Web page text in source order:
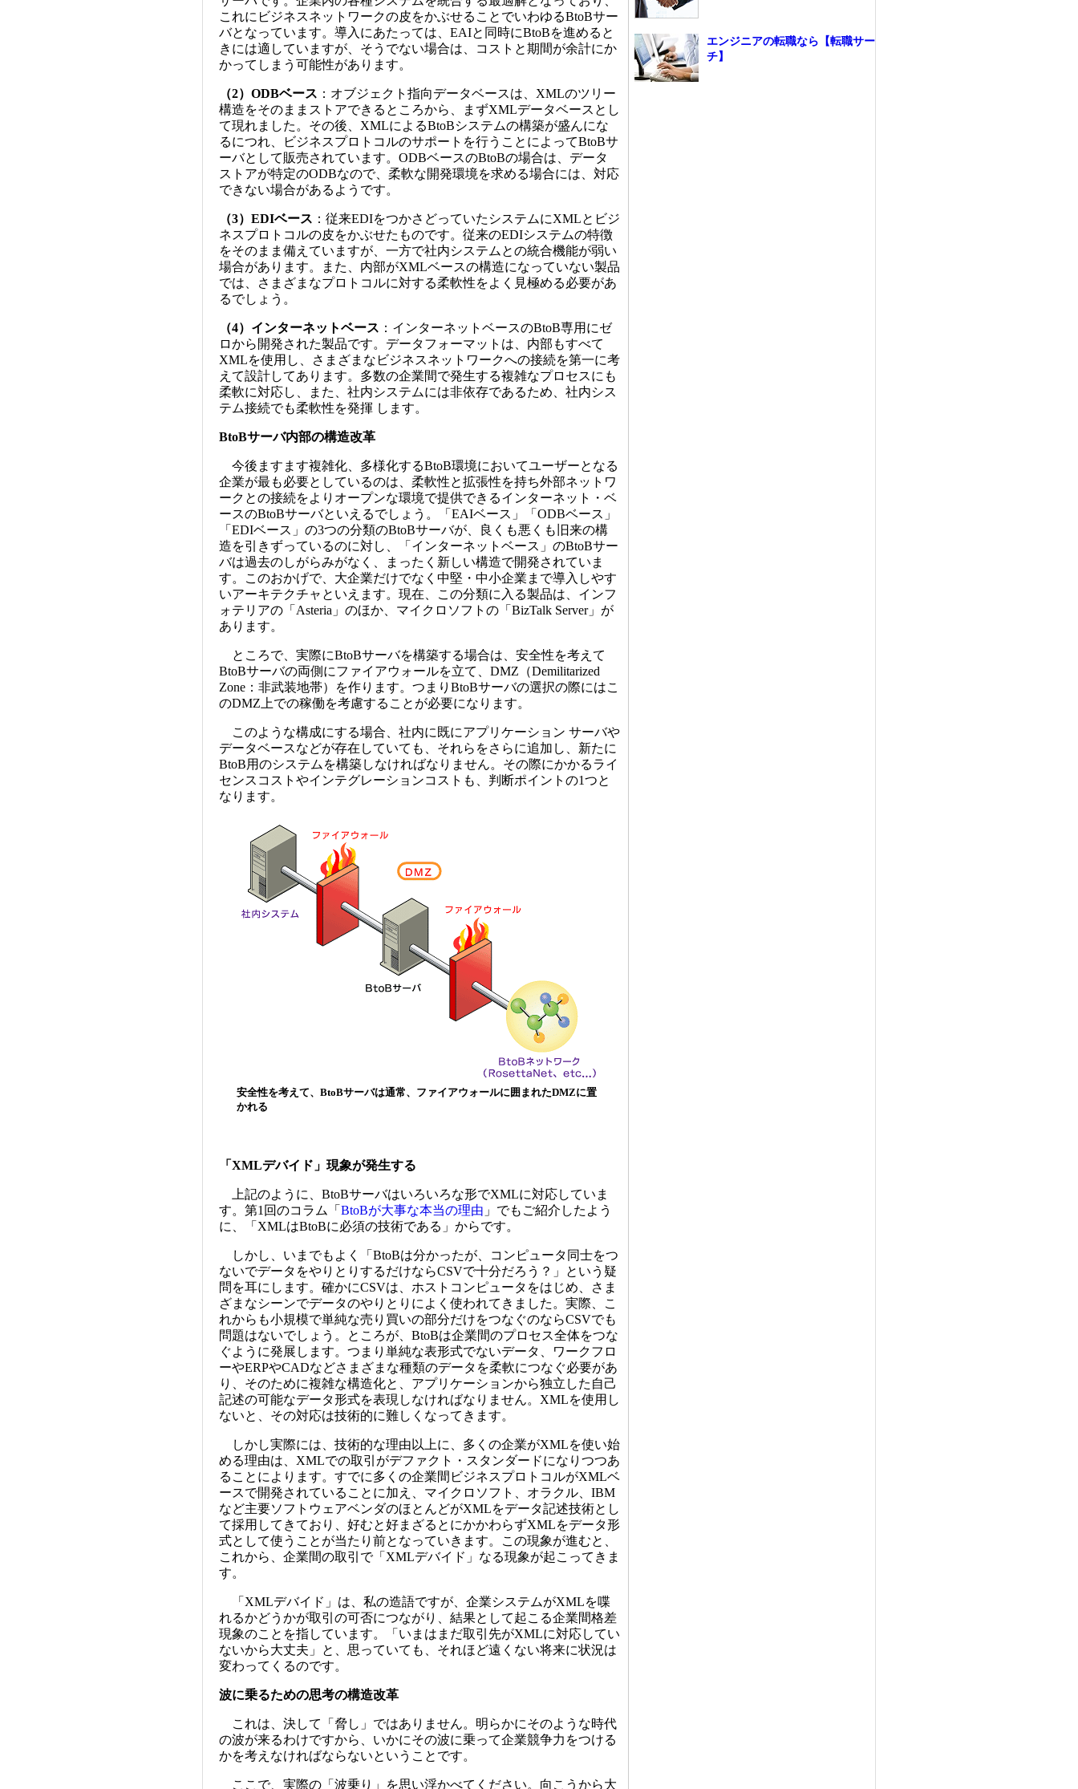
これにビジネスネットワークの皮をかぶせることでいわゆるBtoBサー
バとなっています。導入にあたっては、EAIと同時にBtoBを進めると
きには適していますが、そうでない場合は、コストと期間が余計にか
かってしまう可能性があります。
（2）ODBベース ：オブジェクト指向データベースは、XMLのツリー
構造をそのままストアできるところから、まずXMLデータベースとし
て現れました。その後、XMLによるBtoBシステムの構築が盛んにな
るにつれ、ビジネスプロトコルのサポートを行うことによってBtoBサ
ーバとして販売されています。ODBベースのBtoBの場合は、データ
ストアが特定のODBなので、柔軟な開発環境を求める場合には、対応
できない場合があるようです。
（3）EDIベース ：従来EDIをつかさどっていたシステムにXMLとビジ
ネスプロトコルの皮をかぶせたものです。従来のEDIシステムの特徴
をそのまま備えていますが、一方で社内システムとの統合機能が弱い
場合があります。また、内部がXMLベースの構造になっていない製品
では、さまざまなプロトコルに対する柔軟性をよく見極める必要があ
るでしょう。
（4）インターネットベース ：インターネットベースのBtoB専用にゼ
ロから開発された製品です。データフォーマットは、内部もすべて
XMLを使用し、さまざまなビジネスネットワークへの接続を第一に考
えて設計してあります。多数の企業間で発生する複雑なプロセスにも
柔軟に対応し、また、社内システムには非依存であるため、社内シス
テム接続でも柔軟性を発揮 します。
BtoBサーバ内部の構造改革
今後ますます複雑化、多様化するBtoB環境においてユーザーとなる
企業が最も必要としているのは、柔軟性と拡張性を持ち外部ネットワ
ークとの接続をよりオープンな環境で提供できるインターネット・ベ
ースのBtoBサーバといえるでしょう。「EAIベース」「ODBベース」
「EDIベース」の3つの分類のBtoBサーバが、良くも悪くも旧来の構
造を引きずっているのに対し、「インターネットベース」のBtoBサー
バは過去のしがらみがなく、まったく新しい構造で開発されていま
す。このおかげで、大企業だけでなく中堅・中小企業まで導入しやす
いアーキテクチャといえます。現在、この分類に入る製品は、インフ
ォテリアの「Asteria」のほか、マイクロソフトの「BizTalk Server」が
あります。
ところで、実際にBtoBサーバを構築する場合は、安全性を考えて
BtoBサーバの両側にファイアウォールを立て、DMZ（Demilitarized
Zone：非武装地帯）を作ります。つまりBtoBサーバの選択の際にはこ
のDMZ上での稼働を考慮することが必要になります。
このような構成にする場合、社内に既にアプリケーション サーバや
データベースなどが存在していても、それらをさらに追加し、新たに
BtoB用のシステムを構築しなければなりません。その際にかかるライ
センスコストやインテグレーションコストも、判断ポイントの1つと
なります。
安全性を考えて、BtoBサーバは通常、ファイアウォールに囲まれたDMZに置
かれる
「XMLデバイド」現象が発生する
上記のように、BtoBサーバはいろいろな形でXMLに対応していま
す。第1回のコラム「 BtoBが大事な本当の理由 」でもご紹介したよう
に、「XMLはBtoBに必須の技術である」からです。
しかし、いまでもよく「BtoBは分かったが、コンピュータ同士をつ
ないでデータをやりとりするだけならCSVで十分だろう？」という疑
問を耳にします。確かにCSVは、ホストコンピュータをはじめ、さま
ざまなシーンでデータのやりとりによく使われてきました。実際、こ
れからも小規模で単純な売り買いの部分だけをつなぐのならCSVでも
問題はないでしょう。ところが、BtoBは企業間のプロセス全体をつな
ぐように発展します。つまり単純な表形式でないデータ、ワークフロ
ーやERPやCADなどさまざまな種類のデータを柔軟につなぐ必要があ
り、そのために複雑な構造化と、アプリケーションから独立した自己
記述の可能なデータ形式を表現しなければなりません。XMLを使用し
ないと、その対応は技術的に難しくなってきます。
しかし実際には、技術的な理由以上に、多くの企業がXMLを使い始
める理由は、XMLでの取引がデファクト・スタンダードになりつつあ
ることによります。すでに多くの企業間ビジネスプロトコルがXMLベ
ースで開発されていることに加え、マイクロソフト、オラクル、IBM
など主要ソフトウェアベンダのほとんどがXMLをデータ記述技術とし
て採用してきており、好むと好まざるとにかかわらずXMLをデータ形
式として使うことが当たり前となっていきます。この現象が進むと、
これから、企業間の取引で「XMLデバイド」なる現象が起こってきま
す。
「XMLデバイド」は、私の造語ですが、企業システムがXMLを喋
れるかどうかが取引の可否につながり、結果として起こる企業間格差
現象のことを指しています。「いまはまだ取引先がXMLに対応してい
ないから大丈夫」と、思っていても、それほど遠くない将来に状況は
変わってくるのです。
波に乗るための思考の構造改革
これは、決して「脅し」ではありません。明らかにそのような時代
の波が来るわけですから、いかにその波に乗って企業競争力をつける
かを考えなければならないということです。
ここで、実際の「波乗り」を思い浮かべてください。向こうから大
エンジニアの転職なら【転職サー
チ】